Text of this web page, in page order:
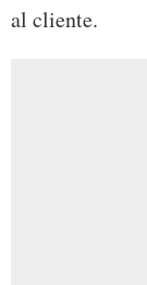
al cliente.